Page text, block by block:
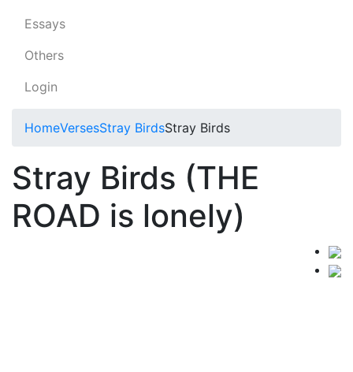
Essays
Others
Login
HomeVersesStray BirdsStray Birds
Stray Birds (THE
ROAD is lonely)